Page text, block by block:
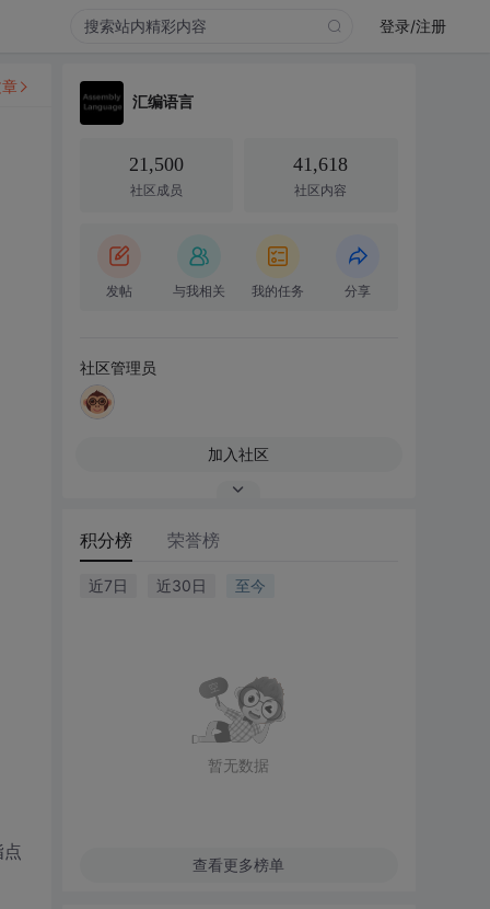
登录/注册
汇编语言
21,500
社区成员
41,618
社区内容
发帖 与我相关 我的任务 分享
社区管理员
加入社区
积分榜 荣誉榜
近7日 近30日 至今
暂无数据
查看更多榜单